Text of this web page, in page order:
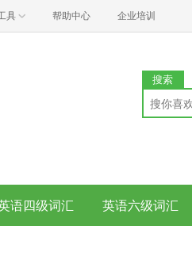
具 帮助中心 企业培训
搜索
语四级词汇 英语六级词汇